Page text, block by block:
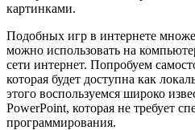
картинками.
Подобных игр в интернете
можно использовать на
сети интернет. Попробуем
которая будет доступна как
этого воспользуемся широко
PowerPoint, которая не требует
программирования.